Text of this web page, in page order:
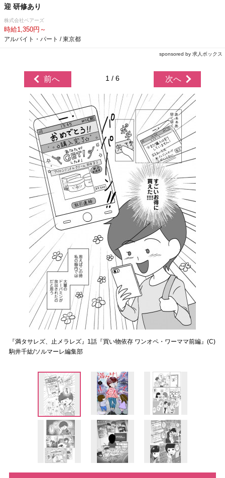
迎 研修あり
株式会社ベアーズ
時給1,350円～
アルバイト・パート / 東京都
sponsored by 求人ボックス
前へ 1 / 6 次へ
『満タサレズ、止メラレズ』1話『買い物依存 ワンオペ・ワーママ前編』(C)
駒井千紘/ソルマーレ編集部